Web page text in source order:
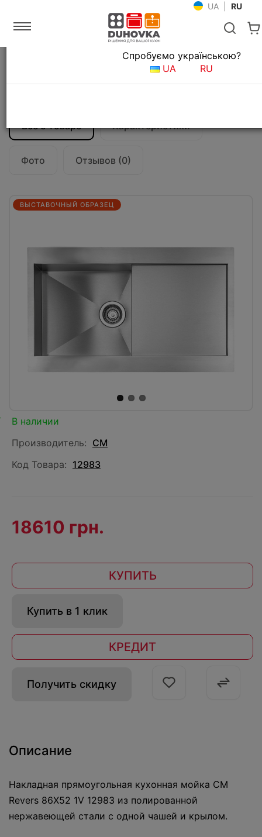
UA RU
Мойки и смесители Кухонные мойки
Кухонная мойка CM Revers 86Х52 1V
Все о товаре Характеристики
Фото Отзывов (0)
Язык магазина
Спробуємо українською?
UA
RU
ВЫСТАВОЧНЫЙ ОБРАЗЕЦ
В наличии
Производитель: CM
Код Товара: 12983
18610 грн.
КУПИТЬ
Купить в 1 клик
КРЕДИТ
Получить скидку
Описание
Накладная прямоугольная кухонная мойка CM
Revers 86Х52 1V 12983 из полированной
нержавеющей стали с одной чашей и крылом.